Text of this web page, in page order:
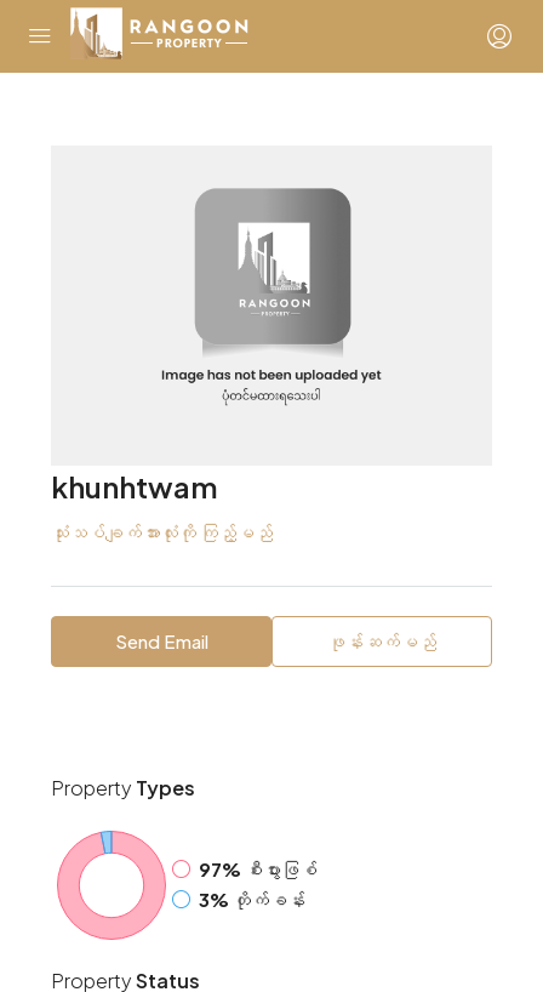
khunhtwam
သုံးသပ်ချက်အားလုံးကို ကြည့်မည်
Send Email ဖုန်းဆက်မည်
Property Types
97% စီးပွားဖြစ်
3% တိုက်ခန်း
PropertyStatus